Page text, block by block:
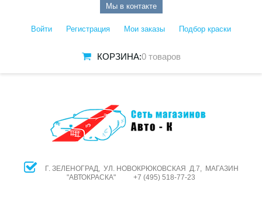
Мы в контакте
Войти Регистрация Мои заказы Подбор краски
КОРЗИНА:0 товаров
Г. ЗЕЛЕНОГРАД, УЛ. НОВОКРЮКОВСКАЯ Д.7, МАГАЗИН
"АВТОКРАСКА" +7 (495) 518-77-23